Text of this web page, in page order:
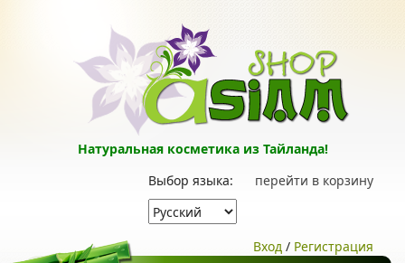
Натуральная косметика из Тайланда!
перейти в корзину
Выбор языка:
Вход / Регистрация